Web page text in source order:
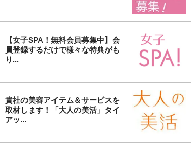
【女子SPA！無料会員募集中】会
員登録するだけで様々な特典がも
り...
貴社の美容アイテム＆サービスを
取材します！「大人の美活」タイ
アッ...